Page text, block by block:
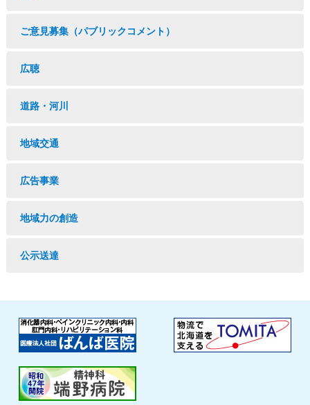
ご意見募集（パブリックコメント）
広聴
道路・河川
地域交通
広告事業
地域力の創造
公示送達